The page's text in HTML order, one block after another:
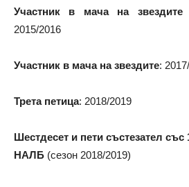
Участник в мача на
2015/2016
Участник в мача на звездите:
Трета петица: 2018/2019
Шестдесет и пети състезател със
НАЛБ (сезон 2018/2019)